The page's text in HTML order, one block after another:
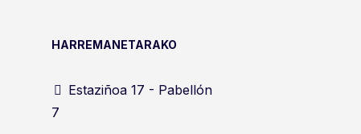
HARREMANETARAKO
Estaziñoa 17 - Pabellón
7